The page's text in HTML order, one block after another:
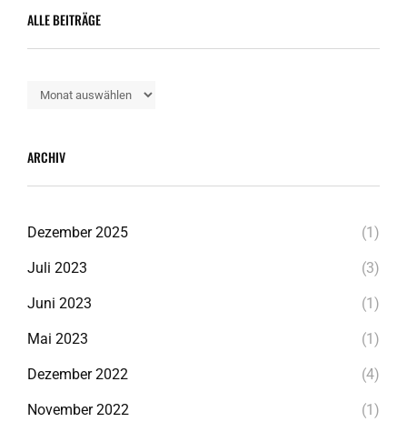
ALLE BEITRÄGE
Alle
ARCHIV
Dezember 2025 (1)
Juli 2023 (3)
Juni 2023 (1)
Mai 2023 (1)
Dezember 2022 (4)
November 2022 (1)